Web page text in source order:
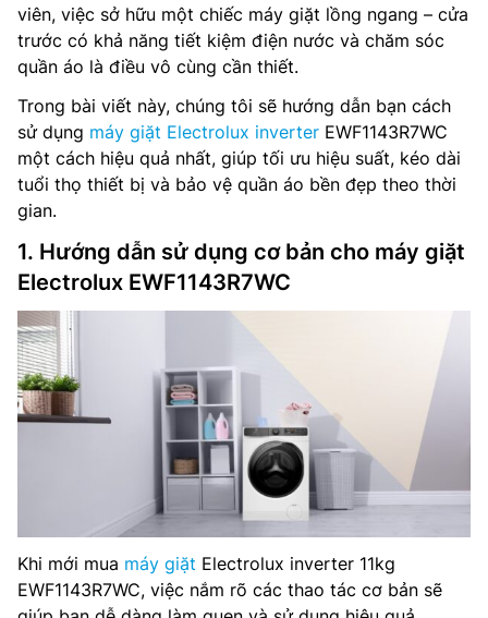
viên, việc sở hữu một chiếc máy giặt lồng ngang – cửa
trước có khả năng tiết kiệm điện nước và chăm sóc
quần áo là điều vô cùng cần thiết.
Trong bài viết này, chúng tôi sẽ hướng dẫn bạn cách
sử dụng máy giặt Electrolux inverter EWF1143R7WC
một cách hiệu quả nhất, giúp tối ưu hiệu suất, kéo dài
tuổi thọ thiết bị và bảo vệ quần áo bền đẹp theo thời
gian.
1. Hướng dẫn sử dụng cơ bản cho máy giặt
Electrolux EWF1143R7WC
Khi mới mua máy giặt Electrolux inverter 11kg
EWF1143R7WC, việc nắm rõ các thao tác cơ bản sẽ